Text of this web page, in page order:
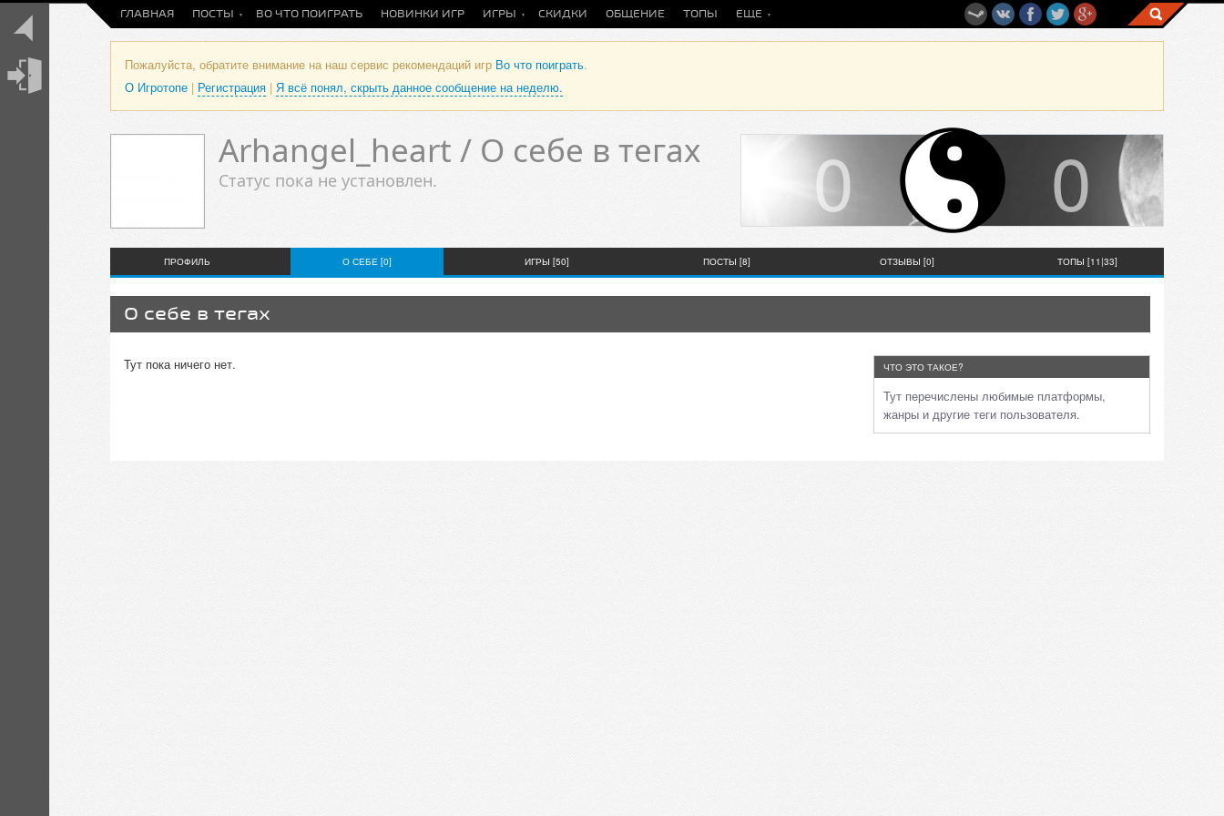
ГЛАВНАЯ ПОСТЫ ВО ЧТО ПОИГРАТЬ НОВИНКИ ИГР ИГРЫ СКИДКИ ОБЩЕНИЕ ТОПЫ ЕЩЕ
Пожалуйста, обратите внимание на наш сервис рекомендаций игр Во что поиграть.
О Игротопе | Регистрация | Я всё понял, скрыть данное сообщение на неделю.
Arhangel_heart / О себе в тегах
Статус пока не установлен. 0 0
ПРОФИЛЬ О СЕБЕ [0] ИГРЫ [50] ПОСТЫ [8] ОТЗЫВЫ [0] ТОПЫ [11|33]
О себе в тегах
Тут пока ничего нет. ЧТО ЭТО ТАКОЕ?
Тут перечислены любимые платформы,
жанры и другие теги пользователя.